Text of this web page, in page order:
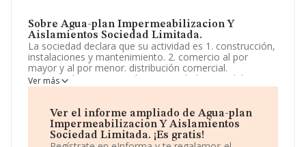
Sobre Agua-plan Impermeabilizacion Y
Aislamientos Sociedad Limitada.
La sociedad declara que su actividad es 1. construcción,
instalaciones y mantenimiento. 2. comercio al por
mayor y al por menor. distribución comercial.
importación y exportación. 3. actividades inmobiliarias.
4. industrias manufactureras y textiles. 5. turismo,
actividades de gestión. La sociedad está inscrita en el
Registro Mercantil como Sociedad Limitada. La
actividad de referencia CNAE corresponde a
'Construcción de otros proyectos de ingeniería civil
Ver más
Ver el informe ampliado de Agua-plan
Impermeabilizacion Y Aislamientos
Sociedad Limitada. ¡Es gratis!